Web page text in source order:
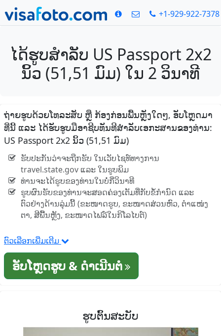
+1-929-922-7378
ໄດ້ຮູບສໍາລັບ US Passport 2x2
ນິ້ວ (51,51 ມົມ) ໃນ 2 ວິນາທີ
ຖ່າຍຮູບດ້ວຍໂທລະສັບ ຫຼື ກ້ອງກ່ອນພື້ນຫຼັງໃດໆ, ອັບໂຫຼດມາ
ທີ່ນີ້ ແລະ ໄດ້ຮັບຮູບມືອາຊີບທັນທີສໍາລັບເອກະສານຂອງທ່ານ:
US Passport 2x2 ນິ້ວ (51,51 ມົມ)
ຮັບປະກັນວ່າຈະຖືກຮັບ ໃນເວັບໄຊທ໌ທາງການ
travel.state.gov ແລະ ໃນຮູບພິມ
ທ່ານຈະໄດ້ຮູບຂອງທ່ານໃນບໍ່ກີ່ວິນາທີ
ຮູບຜົນຮັບຂອງທ່ານຈະສອດຄ່ອງເຕັມທີ່ກັບຂໍ້ກໍານົດ ແລະ
ຕົວຢ່າງດ້ານລຸ່ມນີ້ (ຂະໜາດຮູບ, ຂະໜາດສ່ວນຫົວ, ຕໍາແໜ່ງ
ຕາ, ສີພື້ນຫຼັງ, ຂະໜາດໄຟລ໌ໃນກິໂລໄບຕ໌)
ຕົວເລືອກເພີ່ມເຕີມ
ອັບໂຫຼດຮູບ & ດໍາເນີນຕໍ່
ຮູບຕົ້ນສະບັບ